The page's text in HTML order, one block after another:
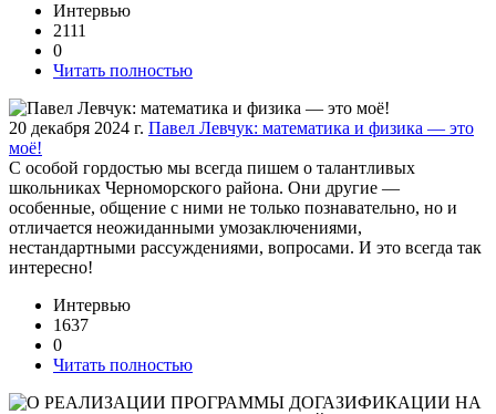
Интервью
2111
0
Читать полностью
20 декабря 2024 г. Павел Левчук: математика и физика — это
моё!
С особой гордостью мы всегда пишем о талантливых
школьниках Черноморского района. Они другие —
особенные, общение с ними не только познавательно, но и
отличается неожиданными умозаключениями,
нестандартными рассуждениями, вопросами. И это всегда так
интересно!
Интервью
1637
0
Читать полностью